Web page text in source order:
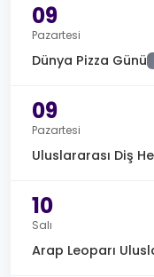
09
Pazartesi
Dünya Pizza Günü
09
Pazartesi
Uluslararası Diş
10
Salı
Arap Leoparı